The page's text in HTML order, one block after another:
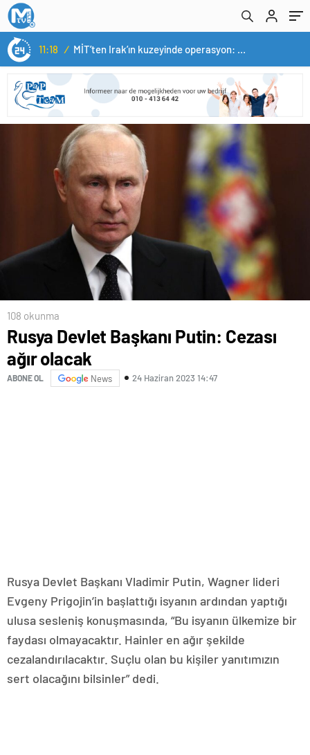
14:05 /
108 okunma
Rusya Devlet Başkanı Putin: Cezası
ağır olacak
ABONE OL News 24 Haziran 2023 14:47
Rusya Devlet Başkanı Vladimir Putin, Wagner lideri
Evgeny Prigojin’in başlattığı isyanın ardından yaptığı
ulusa sesleniş konuşmasında, “Bu isyanın ülkemize bir
faydası olmayacaktır. Hainler en ağır şekilde
cezalandırılacaktır. Suçlu olan bu kişiler yanıtımızın
sert olacağını bilsinler” dedi.